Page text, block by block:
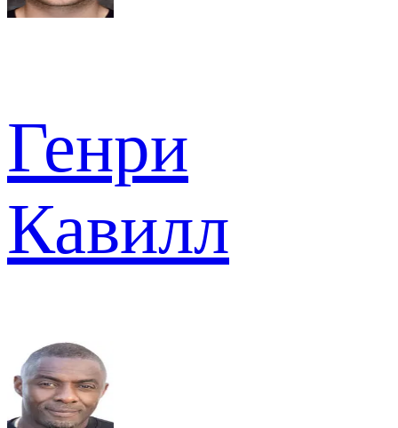
Генри
Кавилл